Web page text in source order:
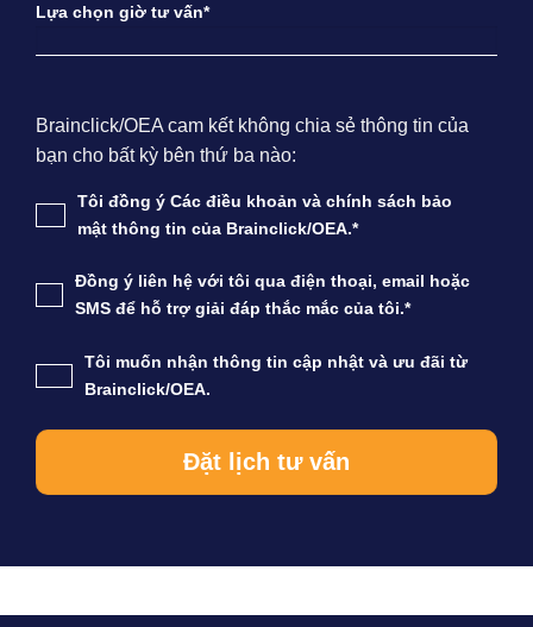
Lựa chọn giờ tư vấn*
Brainclick/OEA cam kết không chia sẻ thông tin của
bạn cho bất kỳ bên thứ ba nào:
Tôi đồng ý Các điều khoản và chính sách bảo
mật thông tin của Brainclick/OEA.*
Đồng ý liên hệ với tôi qua điện thoại, email hoặc
SMS để hỗ trợ giải đáp thắc mắc của tôi.*
Tôi muốn nhận thông tin cập nhật và ưu đãi từ
Brainclick/OEA.